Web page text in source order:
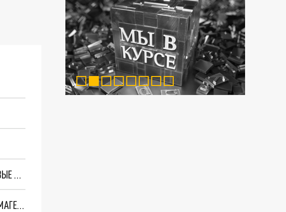
"ОЧЕНЬ ПЛОХИЕ НОВОСТИ": БОЛЬШАЯ ОШИБКА PALANTIR В РОССИИ. СТРАНЫ НАТО ВПЕРВЫЕ ЗА СВО ОСТАНОВИЛИ ПОСТАВКИ ОРУЖИЯ. ВСУ ТЕРЯЮТ ПРИГРАНИЧЬЕ?
ТРИ ГЛАВНЫХ ИНСАЙДА ОБ СВО. ОТМЕНА МОБИЛИЗАЦИИ И ВОЗВРАЩЕНИЕ "ГЕНЕРАЛА АРМАГЕДДОНА"? ОТЛИЧНЫЕ НОВОСТИ, КОТОРЫЕ ЖДАЛИ ВСЕ